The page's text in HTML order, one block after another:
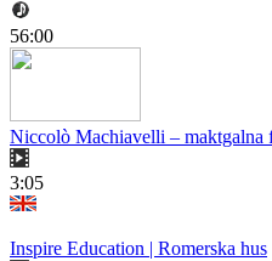
56:00
Niccolò Machiavelli – maktgalna
3:05
Inspire Education | Romerska hus